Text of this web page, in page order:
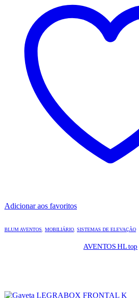
Adicionar aos favoritos
BLUM AVENTOS MOBILIÁRIO SISTEMAS DE ELEVAÇÃO
AVENTOS HL top